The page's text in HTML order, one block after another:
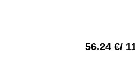
56.24 €/